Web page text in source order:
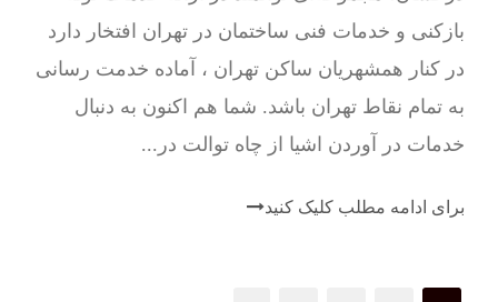
بازکنی و خدمات فنی ساختمان در تهران افتخار دارد
در کنار همشهریان ساکن تهران ، آماده خدمت رسانی
به تمام نقاط تهران باشد. شما هم اکنون به دنبال
خدمات در آوردن اشیا از چاه توالت در...
برای ادامه مطلب کلیک کنید